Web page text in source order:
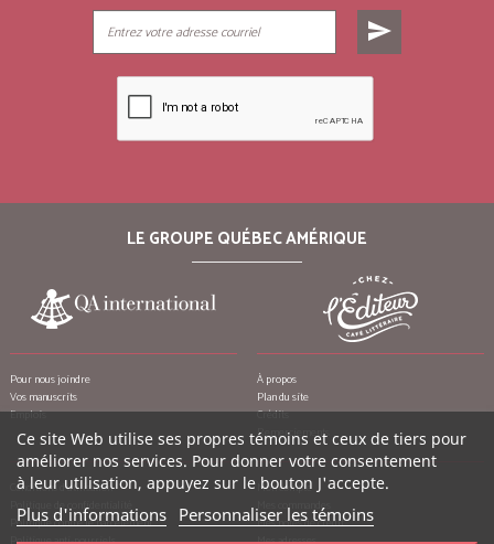
send
LE GROUPE QUÉBEC AMÉRIQUE
Pour nous joindre
Vos manuscrits
Emplois
À propos
Plan du site
Crédits
Remerciements
Conditions d’utilisation
Politique de confidentialité
Politique contre le harcèlement
Mon compte
Mes commandes
Mes notes de crédit
Ce site Web utilise ses propres témoins et ceux de tiers pour
améliorer nos services. Pour donner votre consentement
à leur utilisation, appuyez sur le bouton J'accepte.
Plus d'informations Personnaliser les témoins